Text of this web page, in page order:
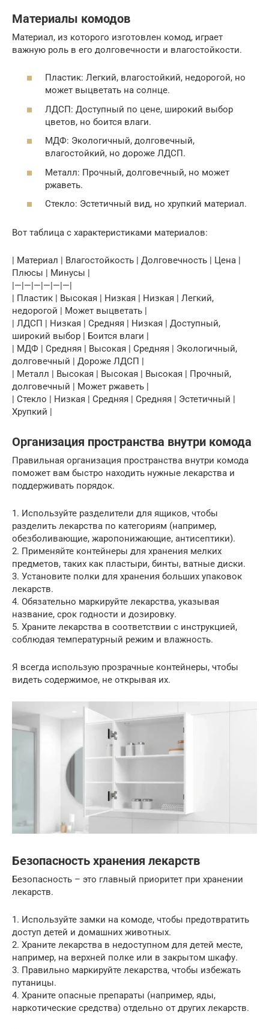
Материалы комодов
Материал, из которого изготовлен комод, играет
важную роль в его долговечности и влагостойкости.
Пластик: Легкий, влагостойкий, недорогой, но
может выцветать на солнце.
ЛДСП: Доступный по цене, широкий выбор
цветов, но боится влаги.
МДФ: Экологичный, долговечный,
влагостойкий, но дороже ЛДСП.
Металл: Прочный, долговечный, но может
ржаветь.
Стекло: Эстетичный вид, но хрупкий материал.
Вот таблица с характеристиками материалов:
| Материал | Влагостойкость | Долговечность | Цена |
Плюсы | Минусы |
|—|—|—|—|—|—|
| Пластик | Высокая | Низкая | Низкая | Легкий,
недорогой | Может выцветать |
| ЛДСП | Низкая | Средняя | Низкая | Доступный,
широкий выбор | Боится влаги |
| МДФ | Средняя | Высокая | Средняя | Экологичный,
долговечный | Дороже ЛДСП |
| Металл | Высокая | Высокая | Высокая | Прочный,
долговечный | Может ржаветь |
| Стекло | Низкая | Средняя | Средняя | Эстетичный |
Хрупкий |
Организация пространства внутри комода
Правильная организация пространства внутри комода
поможет вам быстро находить нужные лекарства и
поддерживать порядок.
1. Используйте разделители для ящиков, чтобы
разделить лекарства по категориям (например,
обезболивающие, жаропонижающие, антисептики).
2. Применяйте контейнеры для хранения мелких
предметов, таких как пластыри, бинты, ватные диски.
3. Установите полки для хранения больших упаковок
лекарств.
4. Обязательно маркируйте лекарства, указывая
название, срок годности и дозировку.
5. Храните лекарства в соответствии с инструкцией,
соблюдая температурный режим и влажность.
Я всегда использую прозрачные контейнеры, чтобы
видеть содержимое, не открывая их.
Безопасность хранения лекарств
Безопасность – это главный приоритет при хранении
лекарств.
1. Используйте замки на комоде, чтобы предотвратить
доступ детей и домашних животных.
2. Храните лекарства в недоступном для детей месте,
например, на верхней полке или в закрытом шкафу.
3. Правильно маркируйте лекарства, чтобы избежать
путаницы.
4. Храните опасные препараты (например, яды,
наркотические средства) отдельно от других лекарств.